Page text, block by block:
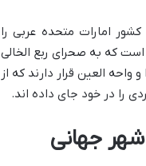
که ۸۶.۷ درصد از کل مساحت کشور امارات متحده عربی را
که به صحرای ربع الخالی
العین قرار دارند که از
را در خود جای داده اند.
جهانی